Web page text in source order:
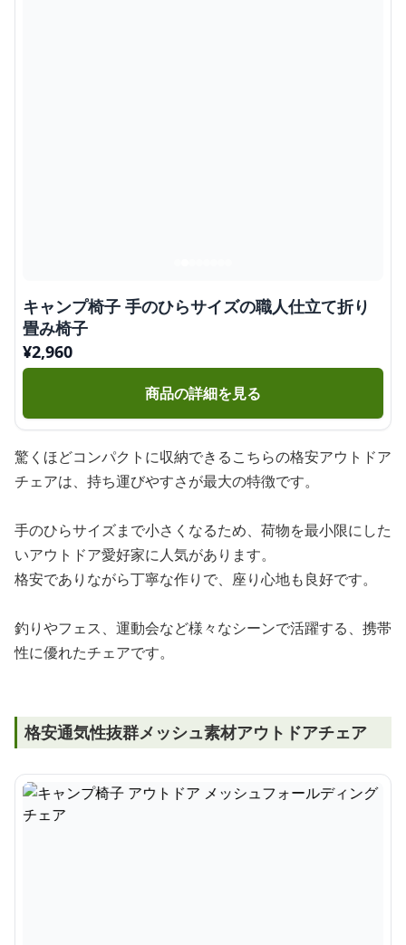
キャンプ椅子 手のひらサイズの職人仕立て折り
畳み椅子
¥2,960
商品の詳細を見る
驚くほどコンパクトに収納できるこちらの格安アウトドア
チェアは、持ち運びやすさが最大の特徴です。
手のひらサイズまで小さくなるため、荷物を最小限にした
いアウトドア愛好家に人気があります。
格安でありながら丁寧な作りで、座り心地も良好です。
釣りやフェス、運動会など様々なシーンで活躍する、携帯
性に優れたチェアです。
格安通気性抜群メッシュ素材アウトドアチェア